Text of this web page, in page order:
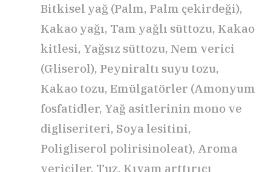
Bitkisel yağ (Palm, Palm çekirdeği),
Kakao yağı, Tam yağlı süttozu, Kakao
kitlesi, Yağsız süttozu, Nem verici
(Gliserol), Peyniraltı suyu tozu,
Kakao tozu, Emülgatörler (Amonyum
fosfatidler, Yağ asitlerinin mono ve
digliseriteri, Soya lesitini,
Poligliserol polirisinoleat), Aroma
vericiler, Tuz, Kıvam arttırıcı